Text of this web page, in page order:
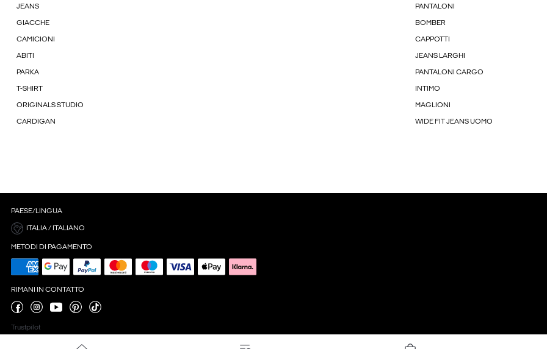
JEANS PANTALONI
GIACCHE BOMBER
CAMICIONI CAPPOTTI
ABITI JEANS LARGHI
PARKA PANTALONI CARGO
T-SHIRT INTIMO
ORIGINALS STUDIO MAGLIONI
CARDIGAN WIDE FIT JEANS UOMO
PAESE/LINGUA
ITALIA / ITALIANO
METODI DI PAGAMENTO
RIMANI IN CONTATTO
Trustpilot